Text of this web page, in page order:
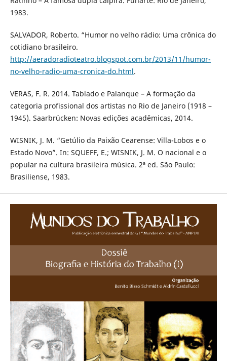
1983.
SALVADOR, Roberto. “Humor no velho rádio: Uma crônica do
cotidiano brasileiro.
http://aeradoradioteatro.blogspot.com.br/2013/11/humor-
no-velho-radio-uma-cronica-do.html.
VERAS, F. R. 2014. Tablado e Palanque – A formação da
categoria profissional dos artistas no Rio de Janeiro (1918 –
1945). Saarbrücken: Novas edições acadêmicas, 2014.
WISNIK, J. M. “Getúlio da Paixão Cearense: Villa-Lobos e o
Estado Novo”. In: SQUEFF, E.; WISNIK, J. M. O nacional e o
popular na cultura brasileira música. 2ª ed. São Paulo:
Brasiliense, 1983.